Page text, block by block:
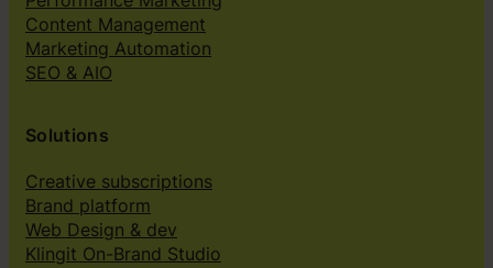
Content Management
Marketing Automation
SEO & AIO
Solutions
Creative subscriptions
Brand platform
Web Design & dev
Klingit On-Brand Studio